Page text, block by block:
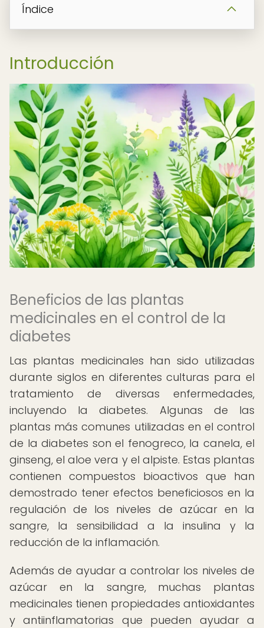
Índice
Introducción
Beneficios de las plantas
medicinales en el control de la
diabetes
Las plantas medicinales han sido utilizadas
durante siglos en diferentes culturas para el
tratamiento de diversas enfermedades,
incluyendo la diabetes. Algunas de las
plantas más comunes utilizadas en el control
de la diabetes son el fenogreco, la canela, el
ginseng, el aloe vera y el alpiste. Estas plantas
contienen compuestos bioactivos que han
demostrado tener efectos beneficiosos en la
regulación de los niveles de azúcar en la
sangre, la sensibilidad a la insulina y la
reducción de la inflamación.
Además de ayudar a controlar los niveles de
azúcar en la sangre, muchas plantas
medicinales tienen propiedades antioxidantes
y antiinflamatorias que pueden ayudar a